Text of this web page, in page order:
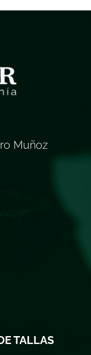
Muñoz
TALLAS